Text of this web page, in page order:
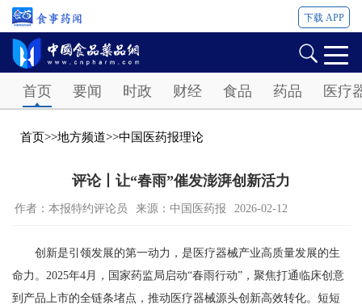
下载 APP
首页 要闻 时政 财经 食品 药品 医疗
首页>>地方频道>>中国医药报理论
评论丨让“春雨”催发澎湃创新活力
作者：本报特约评论员 来源：中国医药报 2026-02-12
创新是引领发展的第一动力，是医疗器械产业高质量发展的生
命力。2025年4月，国家药监局启动“春雨行动”，聚焦打通临床创意
到产品上市的全链条堵点，推动医疗器械源头创新高效转化。短短